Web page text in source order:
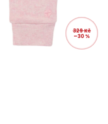
329 Kč
–30 %